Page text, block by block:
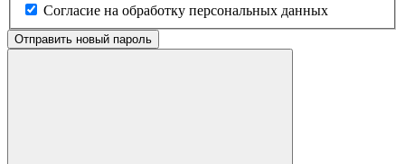
Согласие на обработку персональных данных
Отправить новый пароль